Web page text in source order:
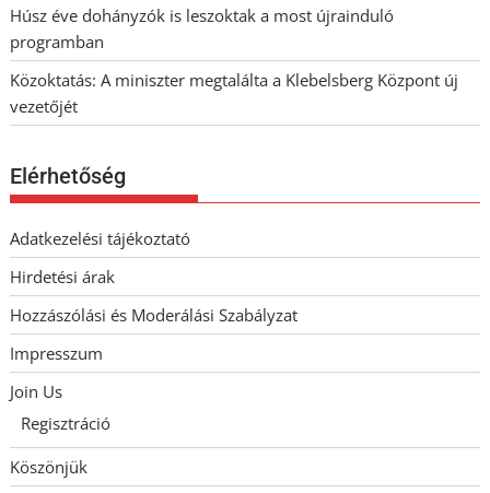
Húsz éve dohányzók is leszoktak a most újrainduló
programban
Közoktatás: A miniszter megtalálta a Klebelsberg Központ új
vezetőjét
Elérhetőség
Adatkezelési tájékoztató
Hirdetési árak
Hozzászólási és Moderálási Szabályzat
Impresszum
Join Us
Regisztráció
Köszönjük